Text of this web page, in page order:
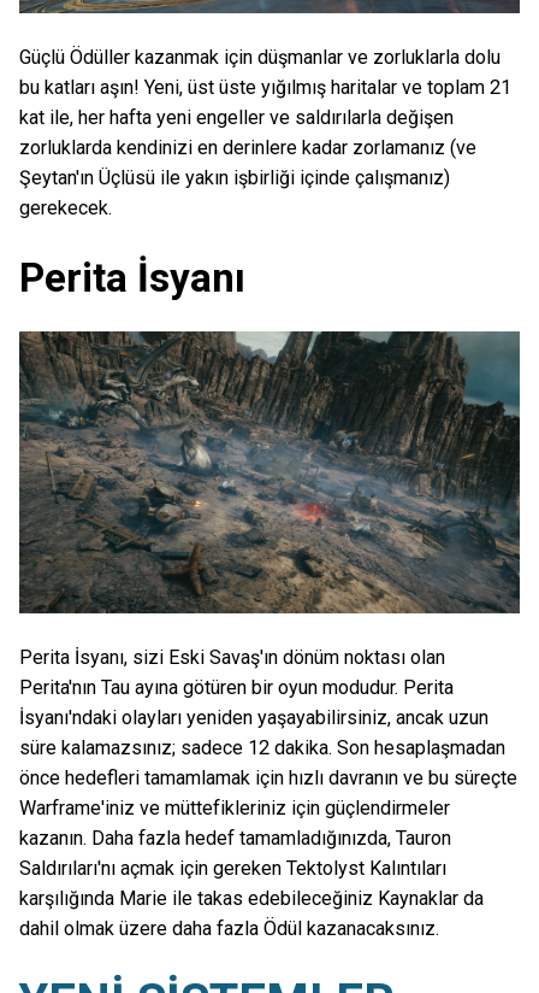
Güçlü Ödüller kazanmak için düşmanlar ve zorluklarla dolu
bu katları aşın! Yeni, üst üste yığılmış haritalar ve toplam 21
kat ile, her hafta yeni engeller ve saldırılarla değişen
zorluklarda kendinizi en derinlere kadar zorlamanız (ve
Şeytan'ın Üçlüsü ile yakın işbirliği içinde çalışmanız)
gerekecek.
Perita İsyanı
Perita İsyanı, sizi Eski Savaş'ın dönüm noktası olan
Perita'nın Tau ayına götüren bir oyun modudur. Perita
İsyanı'ndaki olayları yeniden yaşayabilirsiniz, ancak uzun
süre kalamazsınız; sadece 12 dakika. Son hesaplaşmadan
önce hedefleri tamamlamak için hızlı davranın ve bu süreçte
Warframe'iniz ve müttefikleriniz için güçlendirmeler
kazanın. Daha fazla hedef tamamladığınızda, Tauron
Saldırıları'nı açmak için gereken Tektolyst Kalıntıları
karşılığında Marie ile takas edebileceğiniz Kaynaklar da
dahil olmak üzere daha fazla Ödül kazanacaksınız.